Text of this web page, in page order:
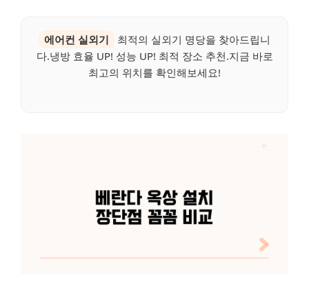
에어컨 실외기
최적의 실외기 명당을 찾아드립니
다.냉방 효율 UP! 성능 UP! 최적 장소 추천.지금 바로
최고의 위치를 확인해보세요!